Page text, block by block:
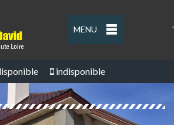
MENU '
indisponible